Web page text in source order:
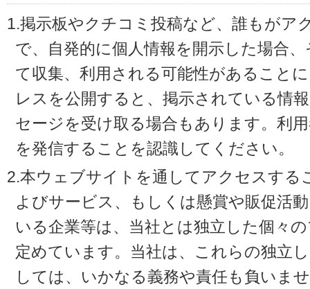
1.掲示板やクチコミ投稿など、誰もがア
で、自発的に個人情報を開示した場合
て収集、利用される可能性があること
レスを公開すると、掲示されている情
セージを受け取る場合もあります。利
を発信することを認識してください。
2.本ウェブサイトを通してアクセスする
よびサービス、もしくは懸賞や販促活
いる企業等は、当社とは独立した個々
定めています。当社は、これらの独立
しては、いかなる義務や責任も負いま